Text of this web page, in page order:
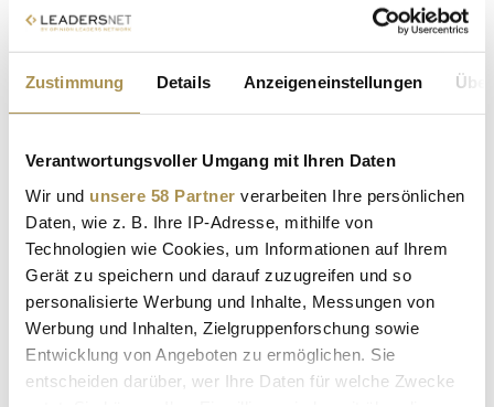
Zustimmung Details Anzeigeneinstellungen
Verantwortungsvoller Umgang mit Ihren Daten
Wir und unsere 58 Partner verarbeiten Ihre persönlichen
Daten, wie z. B. Ihre IP-Adresse, mithilfe von
Technologien wie Cookies, um Informationen auf Ihrem
Gerät zu speichern und darauf zuzugreifen und so
personalisierte Werbung und Inhalte, Messungen von
Werbung und Inhalten, Zielgruppenforschung sowie
Entwicklung von Angeboten zu ermöglichen. Sie
entscheiden darüber, wer Ihre Daten für welche Zwecke